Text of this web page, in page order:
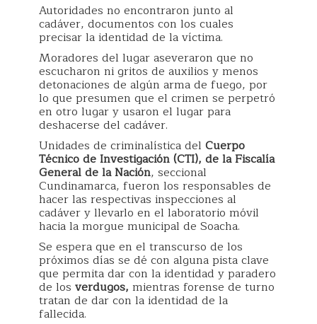
Autoridades no encontraron junto al
cadáver, documentos con los cuales
precisar la identidad de la víctima.
Moradores del lugar aseveraron que no
escucharon ni gritos de auxilios y menos
detonaciones de algún arma de fuego, por
lo que presumen que el crimen se perpetró
en otro lugar y usaron el lugar para
deshacerse del cadáver.
Unidades de criminalística del Cuerpo
Técnico de Investigación (CTI), de la Fiscalía
General de la Nación, seccional
Cundinamarca, fueron los responsables de
hacer las respectivas inspecciones al
cadáver y llevarlo en el laboratorio móvil
hacia la morgue municipal de Soacha.
Se espera que en el transcurso de los
próximos días se dé con alguna pista clave
que permita dar con la identidad y paradero
de los verdugos, mientras forense de turno
tratan de dar con la identidad de la
fallecida.